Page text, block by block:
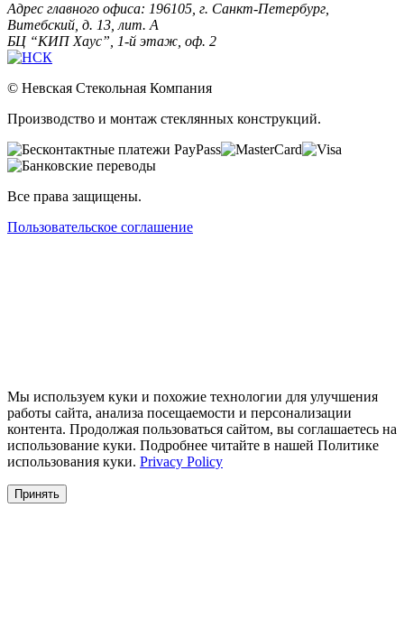
Адрес главного офиса: 196105, г. Санкт-Петербург,
Витебский, д. 13, лит. А
БЦ “КИП Хаус”, 1-й этаж, оф. 2
© Невская Стекольная Компания
Производство и монтаж стеклянных конструкций.
Все права защищены.
Пользовательское соглашение
Мы используем куки и похожие технологии для улучшения
работы сайта, анализа посещаемости и персонализации
контента. Продолжая пользоваться сайтом, вы соглашаетесь на
использование куки. Подробнее читайте в нашей Политике
использования куки. Privacy Policy
Принять